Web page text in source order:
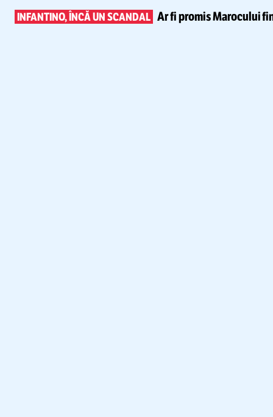
INFANTINO, ÎNCĂ UN SCANDAL Ar fi promis Marocului